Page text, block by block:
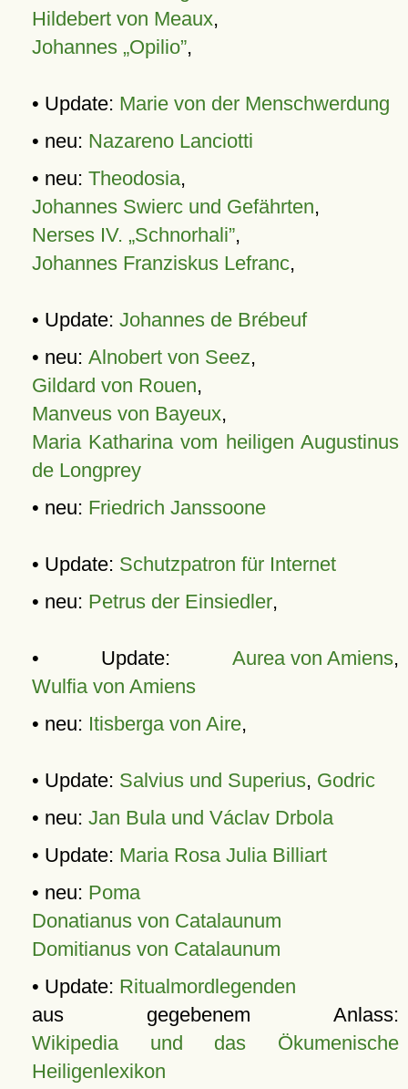
Hildebert von Meaux,
Johannes „Opilio”,
• Update: Marie von der Menschwerdung
• neu: Nazareno Lanciotti
• neu: Theodosia,
Johannes Swierc und Gefährten,
Nerses IV. „Schnorhali”,
Johannes Franziskus Lefranc,
• Update: Johannes de Brébeuf
• neu: Alnobert von Seez,
Gildard von Rouen,
Manveus von Bayeux,
Maria Katharina vom heiligen Augustinus
de Longprey
• neu: Friedrich Janssoone
• Update: Schutzpatron für Internet
• neu: Petrus der Einsiedler,
• Update: Aurea von Amiens,
Wulfia von Amiens
• neu: Itisberga von Aire,
• Update: Salvius und Superius, Godric
• neu: Jan Bula und Václav Drbola
• Update: Maria Rosa Julia Billiart
• neu: Poma
Donatianus von Catalaunum
Domitianus von Catalaunum
• Update: Ritualmordlegenden
aus gegebenem Anlass:
Wikipedia und das Ökumenische
Heiligenlexikon